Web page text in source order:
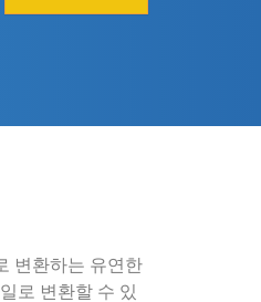
변환하는 유연한
로 변환할 수 있